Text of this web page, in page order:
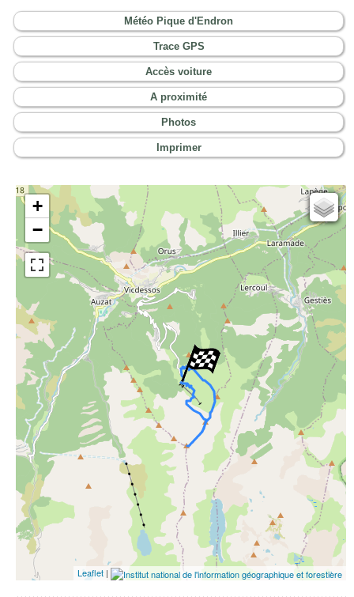
Météo Pique d'Endron
Trace GPS
Accès voiture
A proximité
Photos
Imprimer
+
−
Cartes IGN
Open Topo Map
Open Street Map
ESRI Word Imagery
Photographies aériennes
Leaflet |